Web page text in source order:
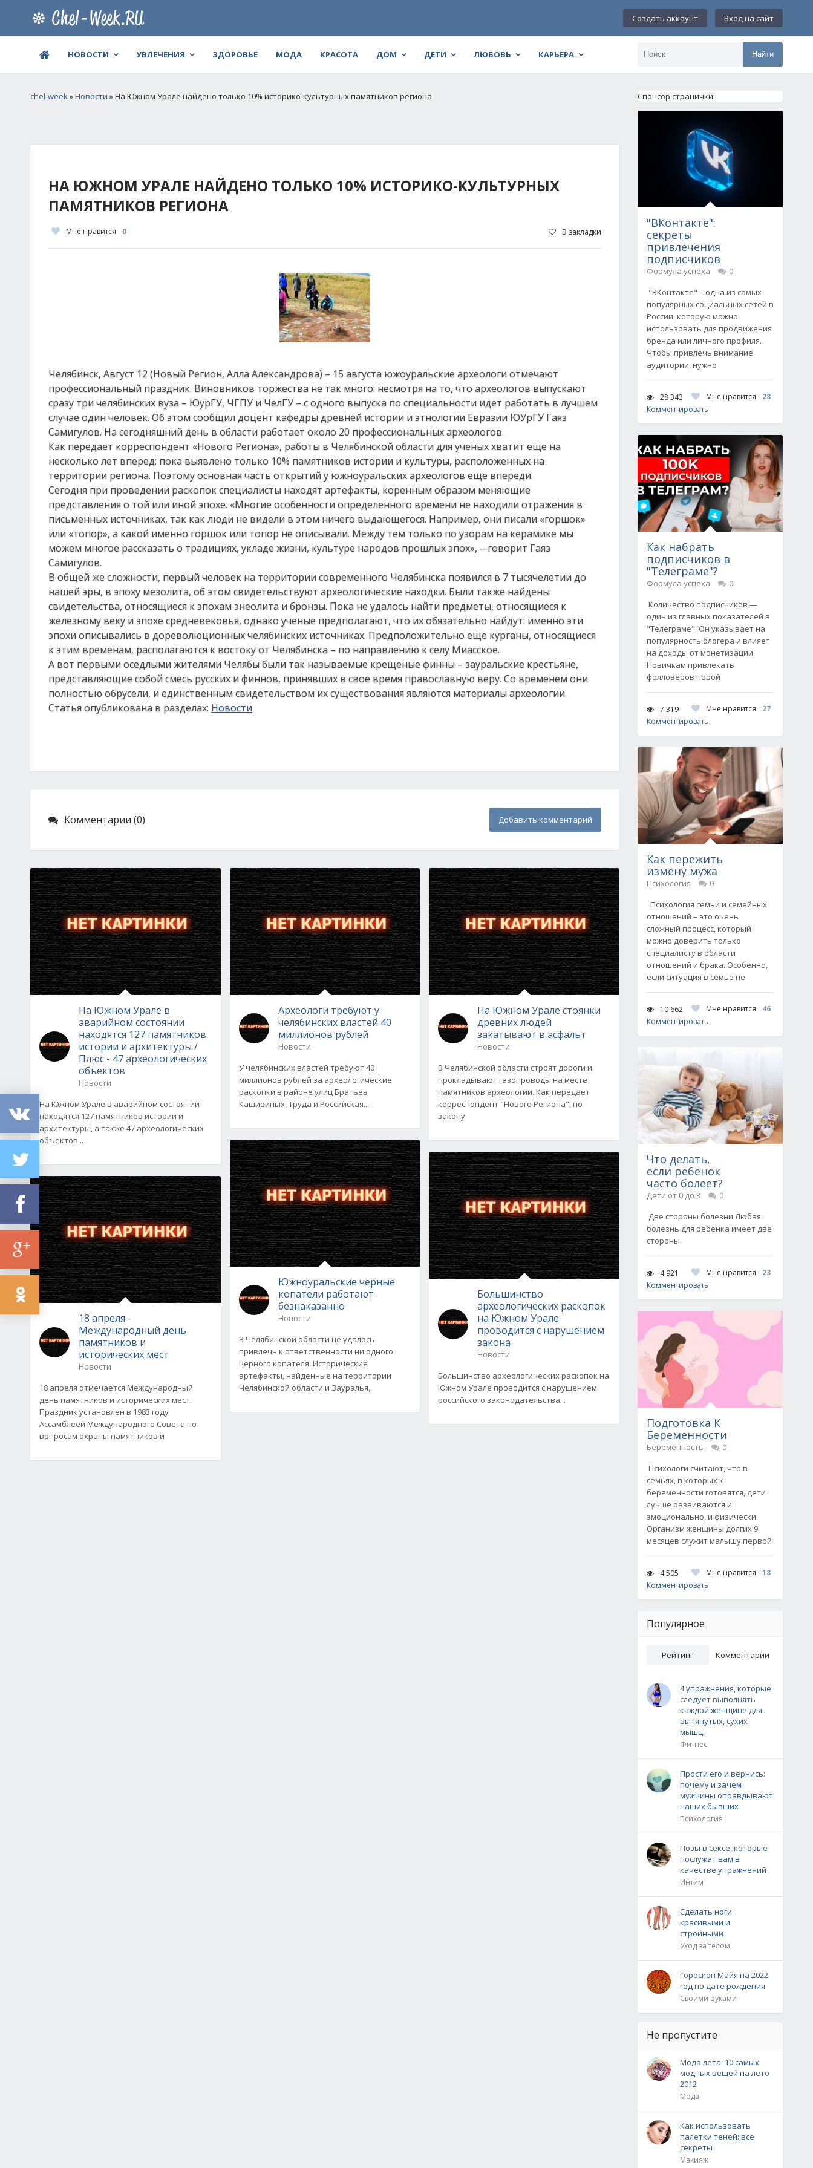
Создать аккаунт Вход на сайт
НОВОСТИ УВЛЕЧЕНИЯ ЗДОРОВЬЕ МОДА КРАСОТА ДОМ ДЕТИ ЛЮБОВЬ КАРЬЕРА Найти
chel-week»Новости » На Южном Урале найдено только 10% историко-культурных памятников региона
НА ЮЖНОМ УРАЛЕ НАЙДЕНО ТОЛЬКО 10% ИСТОРИКО-КУЛЬТУРНЫХ
ПАМЯТНИКОВ РЕГИОНА
Мне нравится 0 В закладки
Челябинск, Август 12 (Новый Регион, Алла Александрова) – 15 августа южоуральские археологи отмечают
профессиональный праздник. Виновников торжества не так много: несмотря на то, что археологов выпускают
сразу три челябинских вуза – ЮурГУ, ЧГПУ и ЧелГУ – с одного выпуска по специальности идет работать в лучшем
случае один человек. Об этом сообщил доцент кафедры древней истории и этнологии Евразии ЮУрГУ Гаяз
Самигулов. На сегодняшний день в области работает около 20 профессиональных археологов.
Как передает корреспондент «Нового Региона», работы в Челябинской области для ученых хватит еще на
несколько лет вперед: пока выявлено только 10% памятников истории и культуры, расположенных на
территории региона. Поэтому основная часть открытий у южноуральских археологов еще впереди.
Сегодня при проведении раскопок специалисты находят артефакты, коренным образом меняющие
представления о той или иной эпохе. «Многие особенности определенного времени не находили отражения в
письменных источниках, так как люди не видели в этом ничего выдающегося. Например, они писали «горшок»
или «топор», а какой именно горшок или топор не описывали. Между тем только по узорам на керамике мы
можем многое рассказать о традициях, укладе жизни, культуре народов прошлых эпох», – говорит Гаяз
Самигулов.
В общей же сложности, первый человек на территории современного Челябинска появился в 7 тысячелетии до
нашей эры, в эпоху мезолита, об этом свидетельствуют археологические находки. Были также найдены
свидетельства, относящиеся к эпохам энеолита и бронзы. Пока не удалось найти предметы, относящиеся к
железному веку и эпохе средневековья, однако ученые предполагают, что их обязательно найдут: именно эти
эпохи описывались в дореволюционных челябинских источниках. Предположительно еще курганы, относящиеся
к этим временам, располагаются к востоку от Челябинска – по направлению к селу Миасское.
А вот первыми оседлыми жителями Челябы были так называемые крещеные финны – зауральские крестьяне,
представляющие собой смесь русских и финнов, принявших в свое время православную веру. Со временем они
полностью обрусели, и единственным свидетельством их существования являются материалы археологии.
Статья опубликована в разделах: Новости
Комментарии (0) Добавить комментарий
На Южном Урале в
аварийном состоянии
находятся 127 памятников
истории и архитектуры /
Плюс - 47 археологических
объектов
Новости
На Южном Урале в аварийном состоянии
находятся 127 памятников истории и
архитектуры, а также 47 археологических
объектов...
18 апреля -
Международный день
памятников и
исторических мест
Новости
18 апреля отмечается Международный
день памятников и исторических мест.
Праздник установлен в 1983 году
Ассамблеей Международного Совета по
вопросам охраны памятников и
Археологи требуют у
челябинских властей 40
миллионов рублей
Новости
У челябинских властей требуют 40
миллионов рублей за археологические
раскопки в районе улиц Братьев
Кашириных, Труда и Российская...
Южноуральские черные
копатели работают
безнаказанно
Новости
В Челябинской области не удалось
привлечь к ответственности ни одного
черного копателя. Исторические
артефакты, найденные на территории
Челябинской области и Зауралья,
На Южном Урале стоянки
древних людей
закатывают в асфальт
Новости
В Челябинской области строят дороги и
прокладывают газопроводы на месте
памятников археологии. Как передает
корреспондент "Нового Региона", по
закону
Большинство
археологических раскопок
на Южном Урале
проводится с нарушением
закона
Новости
Большинство археологических раскопок на
Южном Урале проводится с нарушением
российского законодательства...
Спонсор странички:
"ВКонтакте":
секреты
привлечения
подписчиков
Формула успеха
0
"ВКонтакте" – одна из самых
популярных социальных сетей в
России, которую можно
использовать для продвижения
бренда или личного профиля.
Чтобы привлечь внимание
аудитории, нужно
28 343 Мне нравится
28
Комментировать
Как набрать
подписчиков в
"Телеграме"?
Формула успеха
0
Количество подписчиков —
один из главных показателей в
"Телеграме". Он указывает на
популярность блогера и влияет
на доходы от монетизации.
Новичкам привлекать
фолловеров порой
7 319 Мне нравится
27
Комментировать
Как пережить
измену мужа
Психология
0
Психология семьи и семейных
отношений – это очень
сложный процесс, который
можно доверить только
специалисту в области
отношений и брака. Особенно,
если ситуация в семье не
10 662 Мне нравится
46
Комментировать
Что делать,
если ребенок
часто болеет?
Дети от 0 до 3
0
Две стороны болезни Любая
болезнь для ребенка имеет две
стороны.
4 921 Мне нравится
23
Комментировать
Подготовка К
Беременности
Беременность
0
Психологи считают, что в
семьях, в которых к
беременности готовятся, дети
лучше развиваются и
эмоционально, и физически.
Организм женщины долгих 9
месяцев служит малышу первой
4 505 Мне нравится
18
Комментировать
Популярное
Рейтинг Комментарии
4 упражнения, которые
следует выполнять
каждой женщине для
вытянутых, сухих
мышц.
Фитнес
Прости его и вернись:
почему и зачем
мужчины оправдывают
наших бывших
Психология
Позы в сексе, которые
послужат вам в
качестве упражнений
Интим
Сделать ноги
красивыми и
стройными
Уход за телом
Гороскоп Майя на 2022
год по дате рождения
Своими руками
Не пропустите
Мода лета: 10 самых
модных вещей на лето
2012
Мода
Как использовать
палетки теней: все
секреты
Макияж